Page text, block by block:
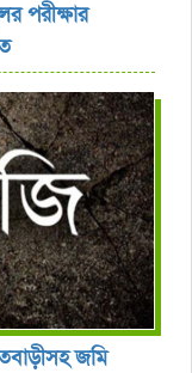
পরীক্ষার
জমি